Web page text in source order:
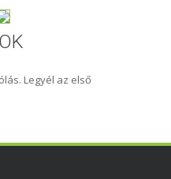
Legyél az első